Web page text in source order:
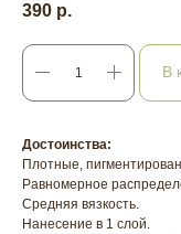
390 р.
В
Достоинства:
Плотные,
Равномерное
Средняя вязкость.
Нанесение в 1 слой.